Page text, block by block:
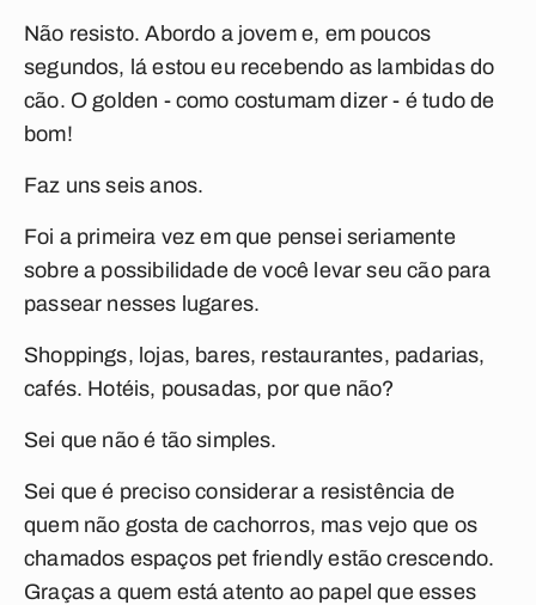
Não resisto. Abordo a jovem e, em poucos
segundos, lá estou eu recebendo as lambidas do
cão. O golden - como costumam dizer - é tudo de
bom!
Faz uns seis anos.
Foi a primeira vez em que pensei seriamente
sobre a possibilidade de você levar seu cão para
passear nesses lugares.
Shoppings, lojas, bares, restaurantes, padarias,
cafés. Hotéis, pousadas, por que não?
Sei que não é tão simples.
Sei que é preciso considerar a resistência de
quem não gosta de cachorros, mas vejo que os
chamados espaços pet friendly estão crescendo.
Graças a quem está atento ao papel que esses